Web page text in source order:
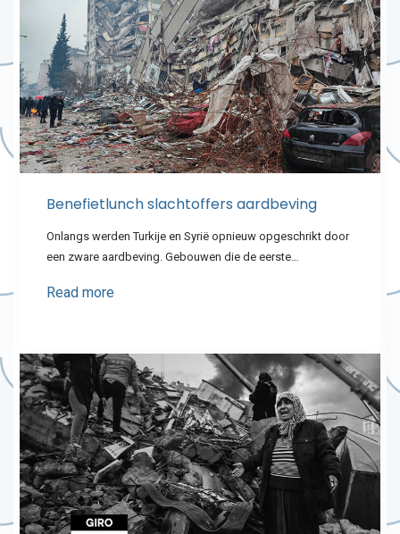
Benefietlunch slachtoffers aardbeving
Onlangs werden Turkije en Syrië opnieuw opgeschrikt door
een zware aardbeving. Gebouwen die de eerste…
Read more